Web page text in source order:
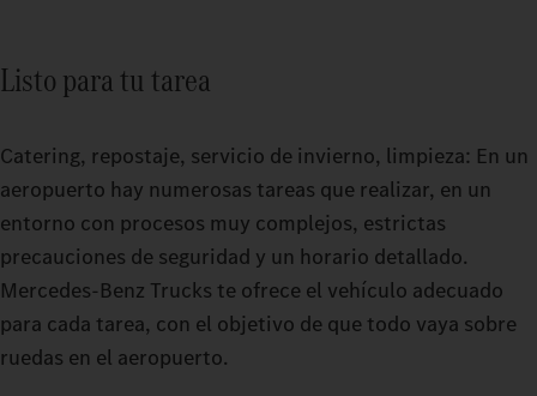
Listo para tu tarea
Catering, repostaje, servicio de invierno, limpieza: En un
aeropuerto hay numerosas tareas que realizar, en un
entorno con procesos muy complejos, estrictas
precauciones de seguridad y un horario detallado.
Mercedes‑Benz Trucks te ofrece el vehículo adecuado
para cada tarea, con el objetivo de que todo vaya sobre
ruedas en el aeropuerto.